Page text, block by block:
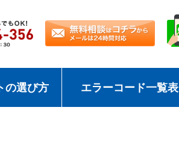
の選び方 エラーコード一覧表